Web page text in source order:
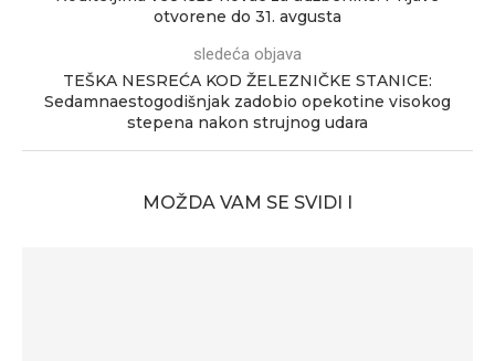
otvorene do 31. avgusta
sledeća objava
TEŠKA NESREĆA KOD ŽELEZNIČKE STANICE:
Sedamnaestogodišnjak zadobio opekotine visokog
stepena nakon strujnog udara
MOŽDA VAM SE SVIDI I